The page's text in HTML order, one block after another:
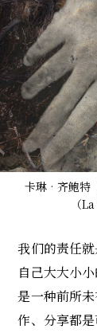
卡琳‧齐鲍特
（
我们的责任
自己大大小
是一种前所
作、分享都